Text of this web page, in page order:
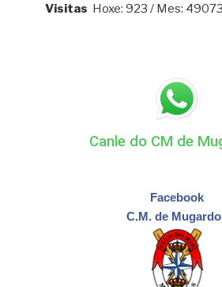
Visitas Hoxe: 923 / Mes:
Canle do CM de
Facebook
C.M. de